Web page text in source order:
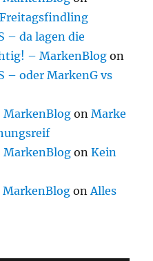
Freitagsfindling
– da lagen die
– MarkenBlog on
– oder MarkenG vs
MarkenBlog onMarke
MarkenBlog onKein
MarkenBlog onAlles